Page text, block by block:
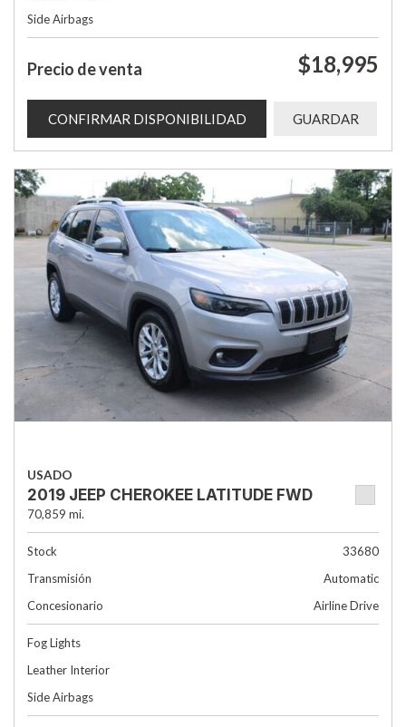
Side Airbags
Precio de venta $18,995
CONFIRMAR DISPONIBILIDAD GUARDAR
USADO
2019 JEEP CHEROKEE LATITUDE FWD
70,859 mi.
Stock
33680
Transmisión
Automatic
Concesionario
Airline Drive
Fog Lights
Leather Interior
Side Airbags